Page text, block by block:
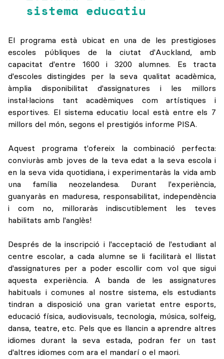
sistema educatiu
El programa està ubicat en una de les prestigioses
escoles públiques de la ciutat d'Auckland, amb
capacitat d'entre 1600 i 3200 alumnes. Es tracta
d'escoles distingides per la seva qualitat acadèmica,
àmplia disponibilitat d'assignatures i les millors
instal·lacions tant acadèmiques com artístiques i
esportives. El sistema educatiu local està entre els 7
millors del món, segons el prestigiós informe PISA.
Aquest programa t'ofereix la combinació perfecta:
conviuràs amb joves de la teva edat a la seva escola i
en la seva vida quotidiana, i experimentaràs la vida amb
una família neozelandesa. Durant l'experiència,
guanyaràs en maduresa, responsabilitat, independència
i com no, milloraràs indiscutiblement les teves
habilitats amb l'anglès!
Després de la inscripció i l'acceptació de l'estudiant al
centre escolar, a cada alumne se li facilitarà el llistat
d'assignatures per a poder escollir com vol que sigui
aquesta experiència. A banda de les assignatures
habituals i comunes al nostre sistema, els estudiants
tindran a disposició una gran varietat entre esports,
educació física, audiovisuals, tecnologia, música, solfeig,
dansa, teatre, etc. Pels que es llancin a aprendre altres
idiomes durant la seva estada, podran fer un tast
d'altres idiomes com ara el mandarí o el maori.